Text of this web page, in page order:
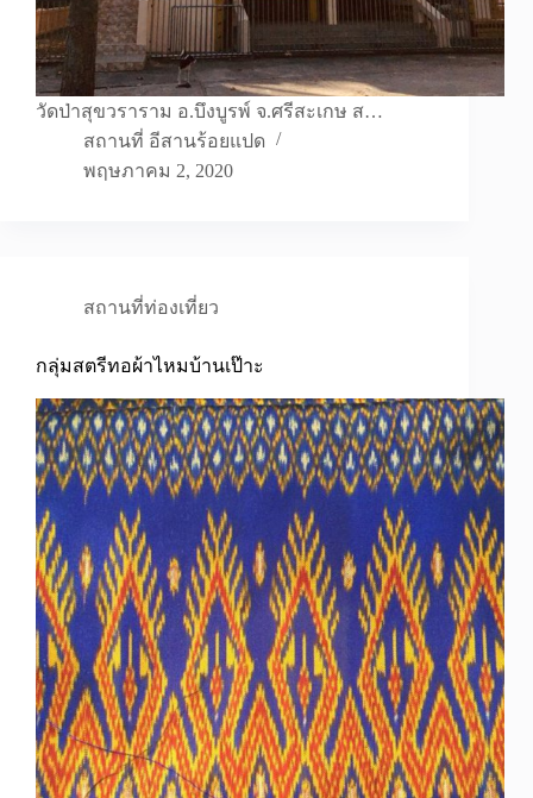
วัดป่าสุขวราราม อ.บึงบูรพ์ จ.ศรีสะเกษ ส…
สถานที่ อีสานร้อยแปด
พฤษภาคม 2, 2020
สถานที่ท่องเที่ยว
กลุ่มสตรีทอผ้าไหมบ้านเป๊าะ